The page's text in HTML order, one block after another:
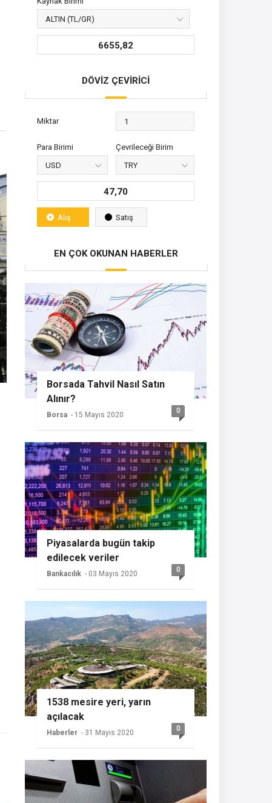
6655,82
DÖVİZ ÇEVİRİCİ
Miktar
Para Birimi Çevrileceği Birim
47,70
Alış Satış
EN ÇOK OKUNAN HABERLER
Borsada Tahvil Nasıl Satın
Alınır?
Borsa - 15 Mayıs 2020 0
Piyasalarda bugün takip
edilecek veriler
Bankacılık - 03 Mayıs 2020 0
1538 mesire yeri, yarın
açılacak
Haberler - 31 Mayıs 2020 0